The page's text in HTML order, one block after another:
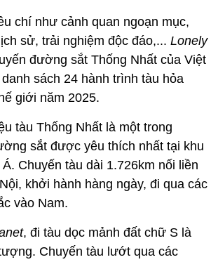
chí như cảnh quan ngoạn mục,
sử, trải nghiệm độc đáo,... Lonely
đường sắt Thống Nhất của Việt
sách 24 hành trình tàu hỏa
giới năm 2025.
tàu Thống Nhất là một trong
sắt được yêu thích nhất tại khu
Chuyến tàu dài 1.726km nối liền
khởi hành hàng ngày, đi qua các
vào Nam.
, đi tàu dọc mảnh đất chữ S là
Chuyến tàu lướt qua các